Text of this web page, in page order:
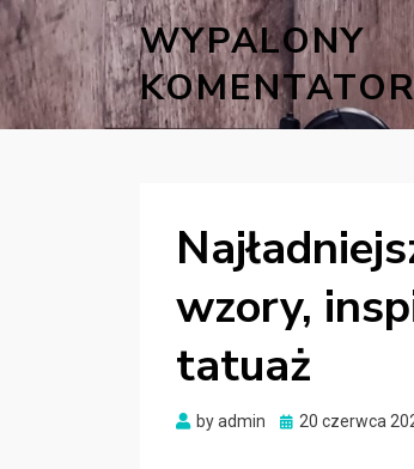
WYPALONY
wzory,
tatuaż
byadmin
Posted
20 czerwca